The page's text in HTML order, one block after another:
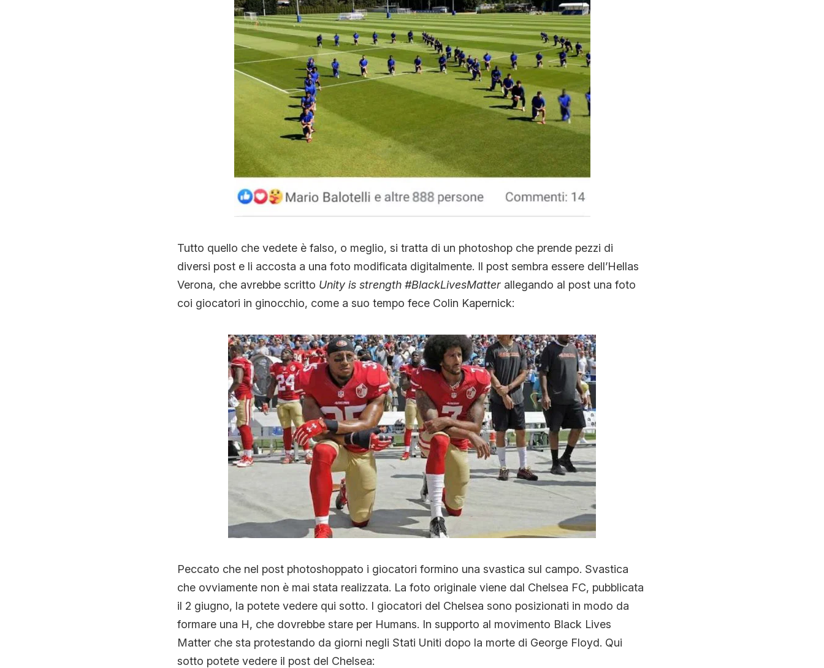
Tutto quello che vedete è falso, o meglio, si tratta di un photoshop che prende pezzi di
diversi post e li accosta a una foto modificata digitalmente. Il post sembra essere dell’Hellas
Verona, che avrebbe scritto Unity is strength #BlackLivesMatterallegando al post una foto
coi giocatori in ginocchio, come a suo tempo fece Colin Kapernick:
Peccato che nel post photoshoppato i giocatori formino una svastica sul campo. Svastica
che ovviamente non è mai stata realizzata. La foto originale viene dal Chelsea FC, pubblicata
il 2 giugno, la potete vedere qui sotto. I giocatori del Chelsea sono posizionati in modo da
formare una H, che dovrebbe stare per Humans. In supporto al movimento Black Lives
Matter che sta protestando da giorni negli Stati Uniti dopo la morte di George Floyd. Qui
sotto potete vedere il post del Chelsea: